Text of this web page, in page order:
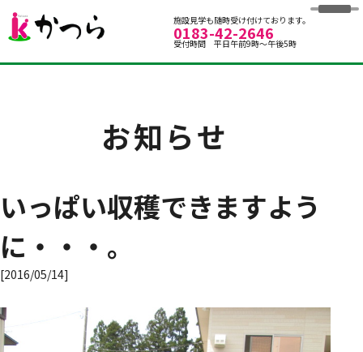
グループホームかつら
施設見学も随時受け付けております。
0183-42-2646
受付時間 平日午前9時～午後5時
お知らせ
いっぱい収穫できますよう
に・・・。
[2016/05/14]